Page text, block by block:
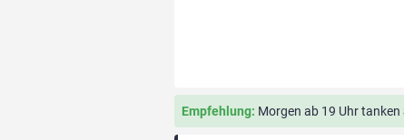
Empfehlung: Morgen ab 19 Uhr